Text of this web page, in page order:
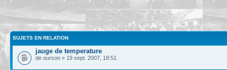
SUJETS EN RELATION
jauge de temperature
de ourson » 19 sept. 2007, 18:51